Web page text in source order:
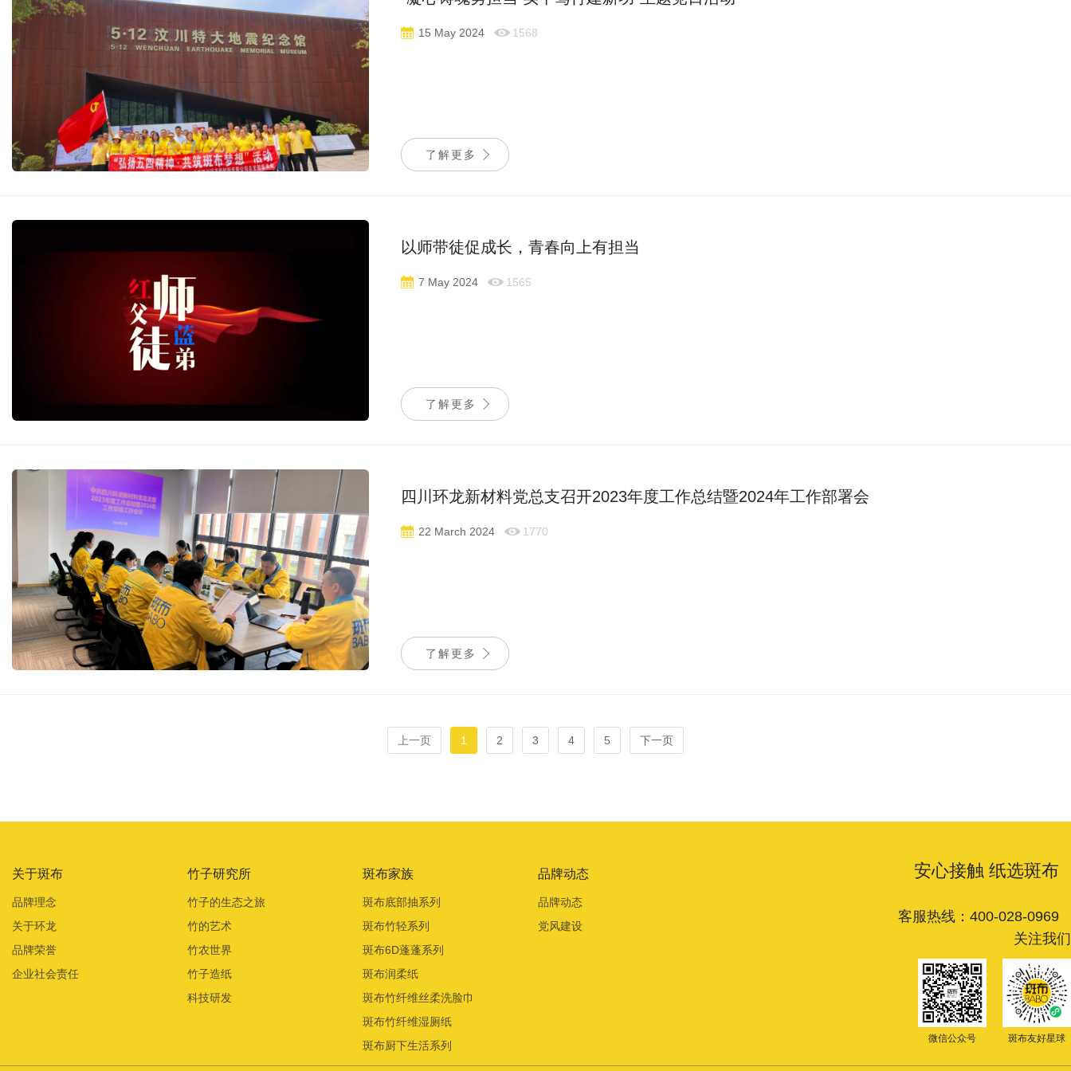
15 May 2024 1568
了解更多
以师带徒促成长，青春向上有担当
7 May 2024 1565
了解更多
四川环龙新材料党总支召开2023年度工作总结暨2024年工作部署会
22 March 2024 1770
了解更多
上一页 1 2 3 4 5 下一页
关于斑布
品牌理念
关于环龙
品牌荣誉
企业社会责任
竹子研究所
竹子的生态之旅
竹的艺术
竹农世界
竹子造纸
科技研发
斑布家族
斑布底部抽系列
斑布竹轻系列
斑布6D蓬蓬系列
斑布润柔纸
斑布竹纤维丝柔洗脸巾
斑布竹纤维湿厕纸
斑布厨下生活系列
品牌动态
品牌动态
党风建设
安心接触 纸选斑布
客服热线：400-028-0969
关注我们
微信公众号 斑布友好星球